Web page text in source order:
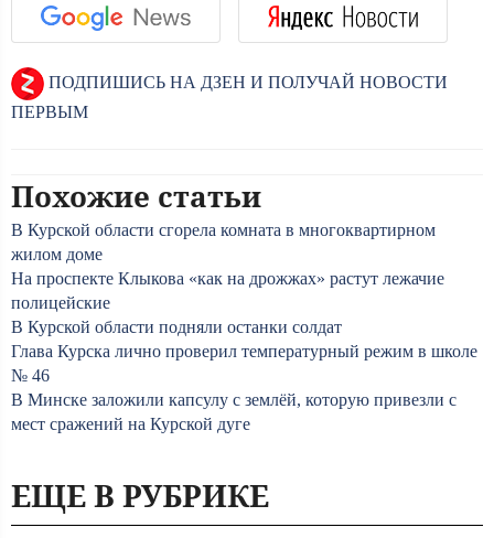
ПОДПИШИСЬ НА ДЗЕН И ПОЛУЧАЙ НОВОСТИ
ПЕРВЫМ
Похожие статьи
В Курской области сгорела комната в многоквартирном
жилом доме
На проспекте Клыкова «как на дрожжах» растут лежачие
полицейские
В Курской области подняли останки солдат
Глава Курска лично проверил температурный режим в школе
№ 46
В Минске заложили капсулу с землёй, которую привезли с
мест сражений на Курской дуге
ЕЩЕ В РУБРИКЕ